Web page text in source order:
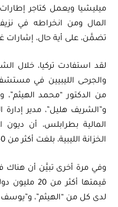
ميليشيا ويعمل كتاجر
المال ومن انخراطه في نزيف
تضمَّن، على أية حال، إشارات
لقد استفادت تركيا، خلال
والجرحى الليبيين في
من الدكتور “محمد الهيثم”،
و”الشريف هليل”، مدير
المالية بطرابلس، أن ديون
الخزانة الليبية، بلغت أكثر من 60 مليون دولار.
وفي مرة أخرى تبيَّن أن هناك
قيمتها أكثر من
لدى كل من “الهيثم”، و”يوسف